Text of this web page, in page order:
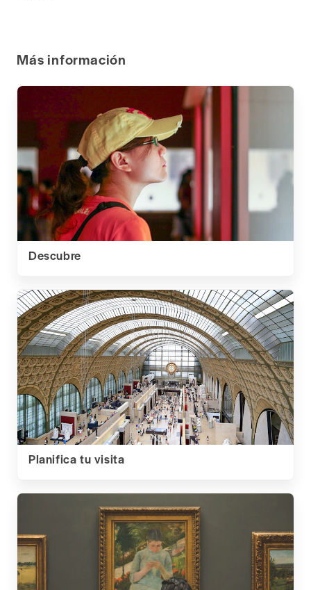
Más información
Descubre
Planifica tu visita